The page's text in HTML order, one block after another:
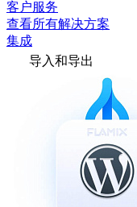
客户服务
查看所有解决方案
集成
导入和导出